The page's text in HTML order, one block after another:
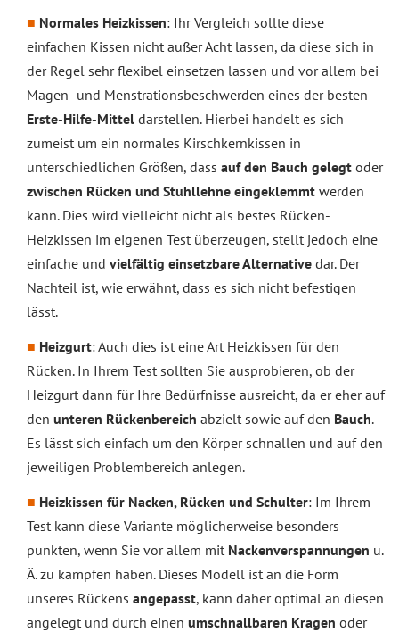
Normales Heizkissen: Ihr Vergleich sollte diese
einfachen Kissen nicht außer Acht lassen, da diese sich in
der Regel sehr flexibel einsetzen lassen und vor allem bei
Magen- und Menstrationsbeschwerden eines der besten
Erste-Hilfe-Mittel darstellen. Hierbei handelt es sich
zumeist um ein normales Kirschkernkissen in
unterschiedlichen Größen, dass auf den Bauch gelegt oder
zwischen Rücken und Stuhllehne eingeklemmt werden
kann. Dies wird vielleicht nicht als bestes Rücken-
Heizkissen im eigenen Test überzeugen, stellt jedoch eine
einfache und vielfältig einsetzbare Alternative dar. Der
Nachteil ist, wie erwähnt, dass es sich nicht befestigen
lässt.
Heizgurt: Auch dies ist eine Art Heizkissen für den
Rücken. In Ihrem Test sollten Sie ausprobieren, ob der
Heizgurt dann für Ihre Bedürfnisse ausreicht, da er eher auf
den unteren Rückenbereich abzielt sowie auf den Bauch.
Es lässt sich einfach um den Körper schnallen und auf den
jeweiligen Problembereich anlegen.
Heizkissen für Nacken, Rücken und Schulter: Im Ihrem
Test kann diese Variante möglicherweise besonders
punkten, wenn Sie vor allem mit Nackenverspannungen u.
Ä. zu kämpfen haben. Dieses Modell ist an die Form
unseres Rückens angepasst, kann daher optimal an diesen
angelegt und durch einen umschnallbaren Kragen oder